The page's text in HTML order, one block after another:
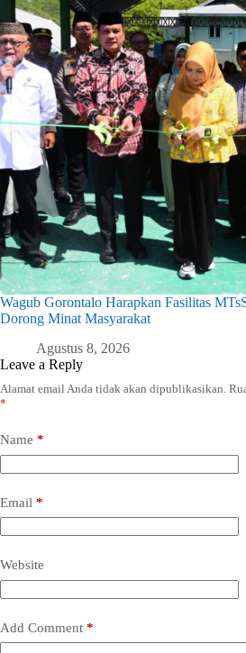
Wagub Gorontalo Harapkan Fasilitas
Dorong Minat Masyarakat
Agustus 8, 2026
Leave a Reply
Alamat email Anda tidak akan dipublikasikan.
*
Name *
Email *
Website
Add Comment *